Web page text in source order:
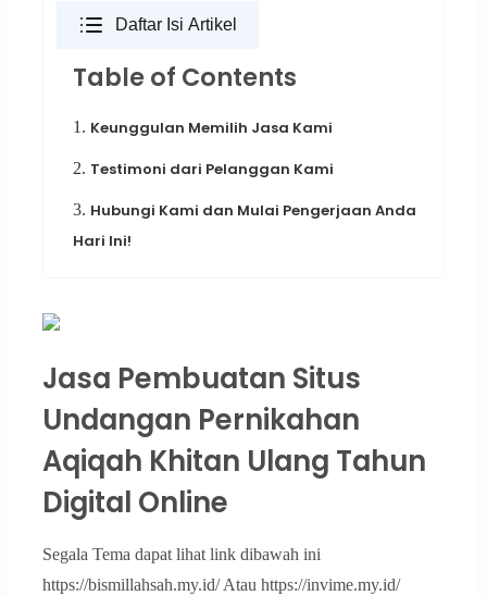
Daftar Isi Artikel
Table of Contents
1. Keunggulan Memilih Jasa Kami
2. Testimoni dari Pelanggan Kami
3. Hubungi Kami dan Mulai Pengerjaan Anda
Hari Ini!
Jasa Pembuatan Situs
Undangan Pernikahan
Aqiqah Khitan Ulang Tahun
Digital Online
Segala Tema dapat lihat link dibawah ini
https://bismillahsah.my.id/ Atau https://invime.my.id/